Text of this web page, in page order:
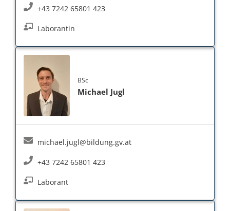
+43 7242 65801 423
Laborantin
BSc
Michael Jugl
michael.jugl@bildung.gv.at
+43 7242 65801 423
Laborant